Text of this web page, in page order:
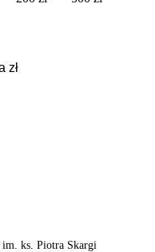
ks. Piotra Skargi